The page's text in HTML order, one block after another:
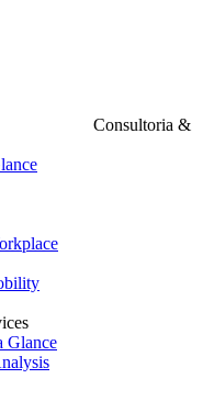
Consultoria &
Glance